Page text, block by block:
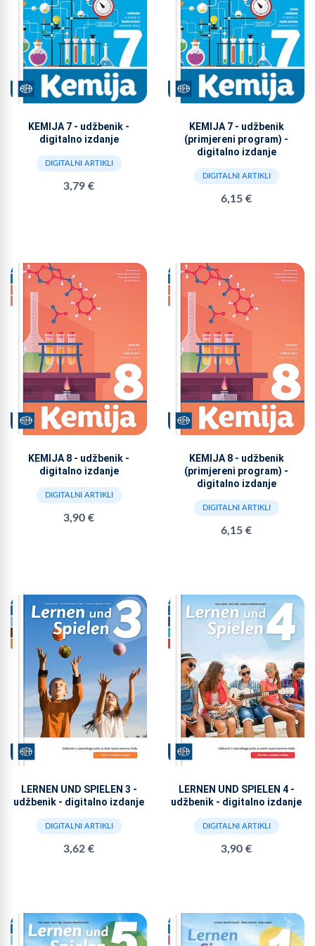
KEMIJA 7 - udžbenik -
digitalno izdanje
DIGITALNI ARTIKLI
3,79 €
KEMIJA 7 - udžbenik
(primjereni program) -
digitalno izdanje
DIGITALNI ARTIKLI
6,15 €
KEMIJA 8 - udžbenik -
digitalno izdanje
DIGITALNI ARTIKLI
3,90 €
KEMIJA 8 - udžbenik
(primjereni program) -
digitalno izdanje
DIGITALNI ARTIKLI
6,15 €
LERNEN UND SPIELEN 3 -
udžbenik - digitalno izdanje
DIGITALNI ARTIKLI
3,62 €
LERNEN UND SPIELEN 4 -
udžbenik - digitalno izdanje
DIGITALNI ARTIKLI
3,90 €